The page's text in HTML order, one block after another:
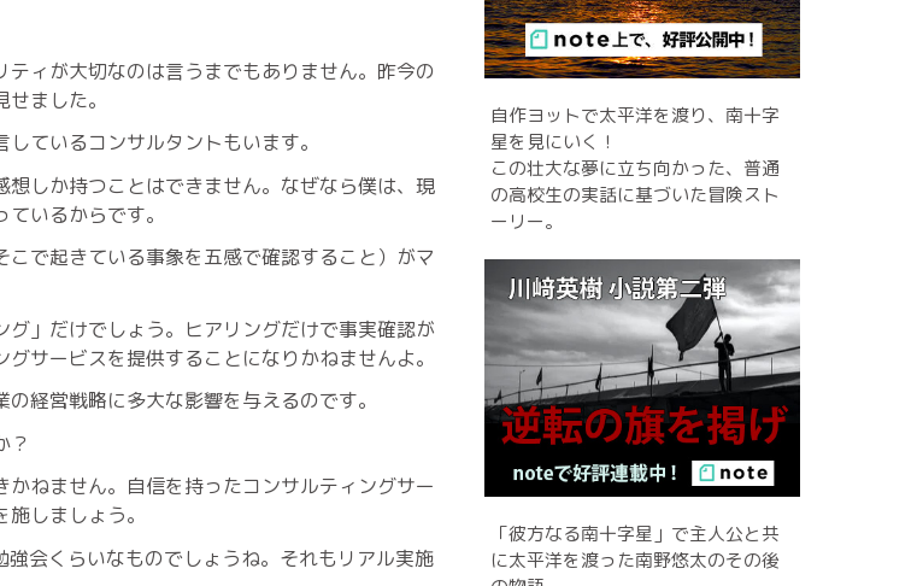
ィが大切なのは言うまでもありません。昨今の
ました。
ているコンサルタントもいます。
しか持つことはできません。なぜなら僕は、現
いるからです。
で起きている事象を五感で確認すること）がマ
」だけでしょう。ヒアリングだけで事実確認が
サービスを提供することになりかねませんよ。
経営戦略に多大な影響を与えるのです。
？
ねません。自信を持ったコンサルティングサー
しましょう。
会くらいなものでしょうね。それもリアル実施
自作ヨットで太平洋を渡り、南十字
星を見にいく！
この壮大な夢に立ち向かった、普通
の高校生の実話に基づいた冒険スト
ーリー。
「彼方なる南十字星」で主人公と共
に太平洋を渡った南野悠太のその後